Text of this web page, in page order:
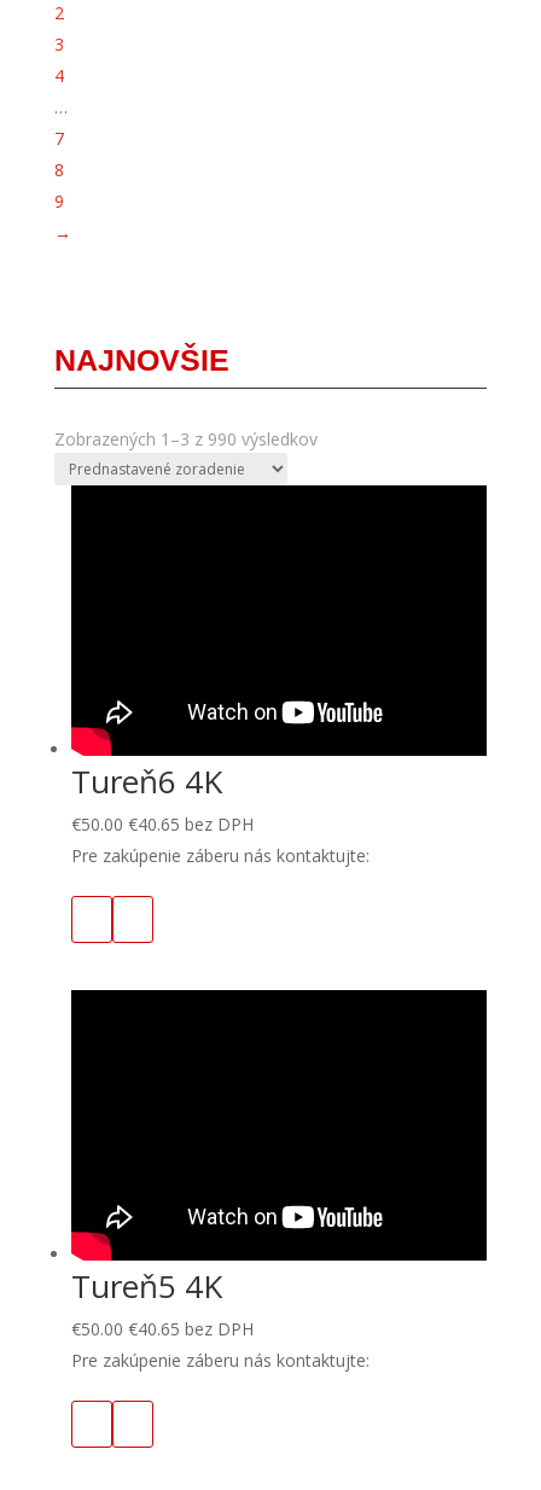
2
3
4
…
7
8
9
→
NAJNOVŠIE
Zobrazených 1–3 z 990 výsledkov
Tureň6 4K
€50.00 €40.65 bez DPH
Pre zakúpenie záberu nás kontaktujte:
Tureň5 4K
€50.00 €40.65 bez DPH
Pre zakúpenie záberu nás kontaktujte: